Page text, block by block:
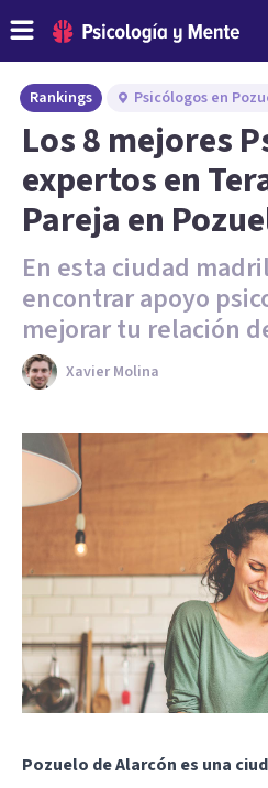
Rankings Psicólogos en
Los 8 mejores
expertos en
Pareja en
En esta ciudad
encontrar apoyo
mejorar tu relación
Xavier Molina
Pozuelo de Alarcón es una